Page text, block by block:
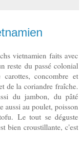
vietnamien faits avec
reste du passé colonial
concombre et
de la coriandre fraîche.
du jambon, du pâté
aussi au poulet, poisson
Le tout se déguste
bien croustillante, c'est